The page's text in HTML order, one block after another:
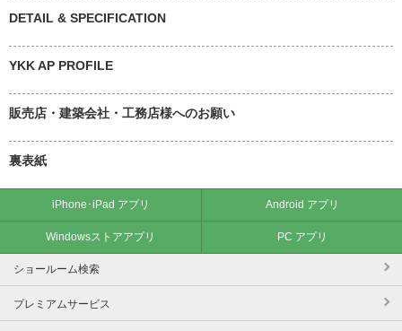
DETAIL & SPECIFICATION
YKK AP PROFILE
販売店・建築会社・工務店様へのお願い
裏表紙
iPhone･iPad アプリ Android アプリ
Windowsストアアプリ PC アプリ
ショールーム検索
プレミアムサービス